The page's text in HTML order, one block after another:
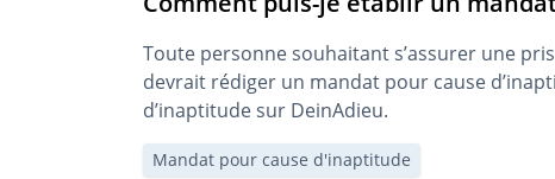
Toute personne souhaitant s’assurer une
devrait rédiger un mandat pour cause
d’inaptitude sur DeinAdieu.
Mandat pour cause d'inaptitude